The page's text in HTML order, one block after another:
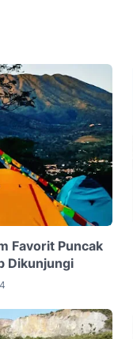
Favorit Puncak
Dikunjungi